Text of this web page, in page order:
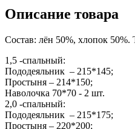
Описание товара
Состав: лён 50%, хлопок
1,5 -спальный:
Пододеяльник – 215*145;
Простыня – 214*150;
Наволочка 70*70 - 2 шт.
2,0 -спальный:
Пододеяльник – 215*175;
Простыня – 220*200;